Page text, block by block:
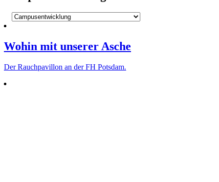
Wohin mit unserer Asche
Der Rauch­pa­villon an der FH Potsdam.